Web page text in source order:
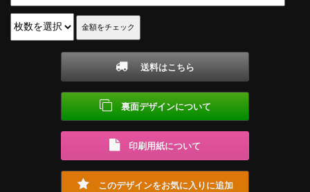
送料はこちら
裏面デザインについて
印刷用紙について
このデザインをお気に入りに追加